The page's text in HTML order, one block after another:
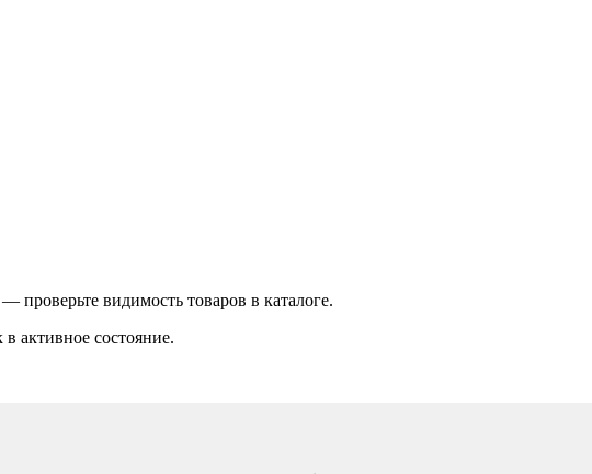
проверьте видимость товаров в каталоге.
активное состояние.